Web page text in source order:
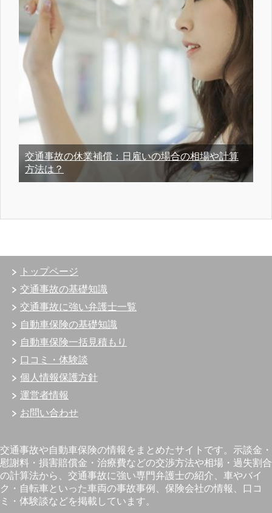
交通事故の休業補償：日雇いの場合の相場や計算
方法は？
トップページ
交通事故の基礎知識
交通事故に強い弁護士一覧
自動車保険の基礎知識
自動車保険一括見積もり
口コミ・体験談
個人情報保護方針
運営者情報
お問い合わせ
交通事故や自動車保険の情報をまとめたサイトです。示談金・
慰謝料・損害賠償金・治療費などの交渉方法や相場・過失割合
の計算法から、交通事故に強い専門弁護士の紹介、車やバイ
ク・自転車といった車両の事故事例、保険会社の情報、口コ
ミ・体験談などを掲載しています。